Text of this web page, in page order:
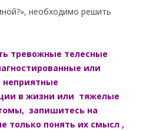
необходимо решить
тревожные телесные
или
в жизни или тяжелые
запишитесь на
только понять их смысл ,